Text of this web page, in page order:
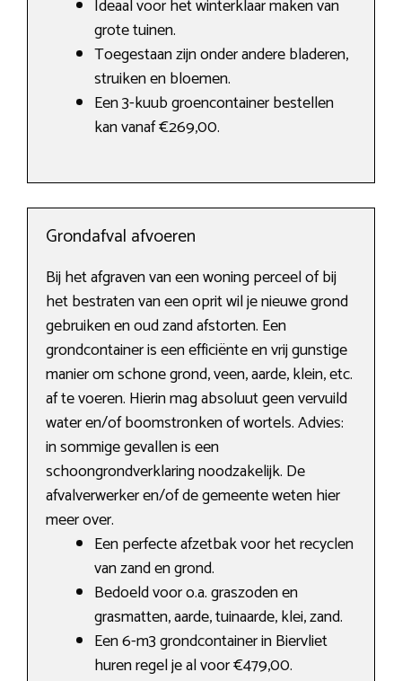
Ideaal voor het winterklaar maken van
grote tuinen.
Toegestaan zijn onder andere bladeren,
struiken en bloemen.
Een 3-kuub groencontainer bestellen
kan vanaf €269,00.
Grondafval afvoeren
Bij het afgraven van een woning perceel of bij
het bestraten van een oprit wil je nieuwe grond
gebruiken en oud zand afstorten. Een
grondcontainer is een efficiënte en vrij gunstige
manier om schone grond, veen, aarde, klein, etc.
af te voeren. Hierin mag absoluut geen vervuild
water en/of boomstronken of wortels. Advies:
in sommige gevallen is een
schoongrondverklaring noodzakelijk. De
afvalverwerker en/of de gemeente weten hier
meer over.
Een perfecte afzetbak voor het recyclen
van zand en grond.
Bedoeld voor o.a. graszoden en
grasmatten, aarde, tuinaarde, klei, zand.
Een 6-m3 grondcontainer in Biervliet
huren regel je al voor €479,00.